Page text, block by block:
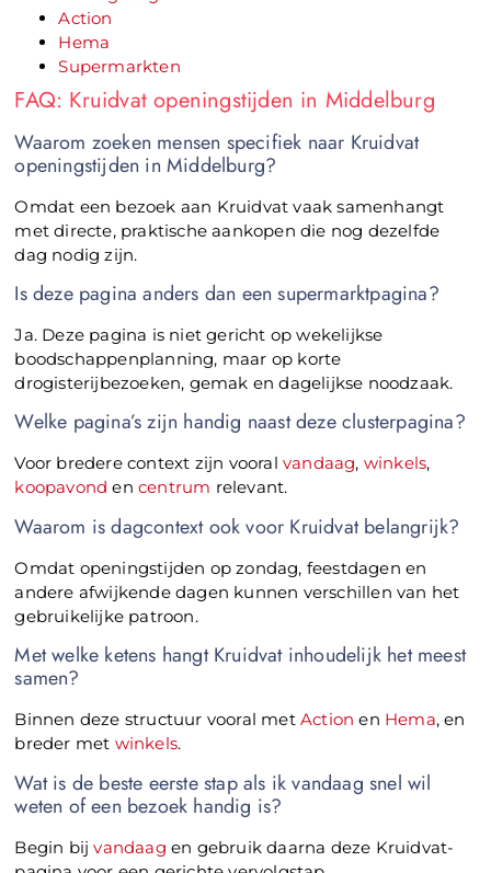
Action
Hema
Supermarkten
FAQ: Kruidvat openingstijden in Middelburg
Waarom zoeken mensen specifiek naar Kruidvat
openingstijden in Middelburg?
Omdat een bezoek aan Kruidvat vaak samenhangt
met directe, praktische aankopen die nog dezelfde
dag nodig zijn.
Is deze pagina anders dan een supermarktpagina?
Ja. Deze pagina is niet gericht op wekelijkse
boodschappenplanning, maar op korte
drogisterijbezoeken, gemak en dagelijkse noodzaak.
Welke pagina’s zijn handig naast deze clusterpagina?
Voor bredere context zijn vooralvandaag, winkels,
koopavond encentrum relevant.
Waarom is dagcontext ook voor Kruidvat belangrijk?
Omdat openingstijden op zondag, feestdagen en
andere afwijkende dagen kunnen verschillen van het
gebruikelijke patroon.
Met welke ketens hangt Kruidvat inhoudelijk het meest
samen?
Binnen deze structuur vooral metAction en Hema, en
breder met winkels.
Wat is de beste eerste stap als ik vandaag snel wil
weten of een bezoek handig is?
Begin bijvandaag en gebruik daarna deze Kruidvat-